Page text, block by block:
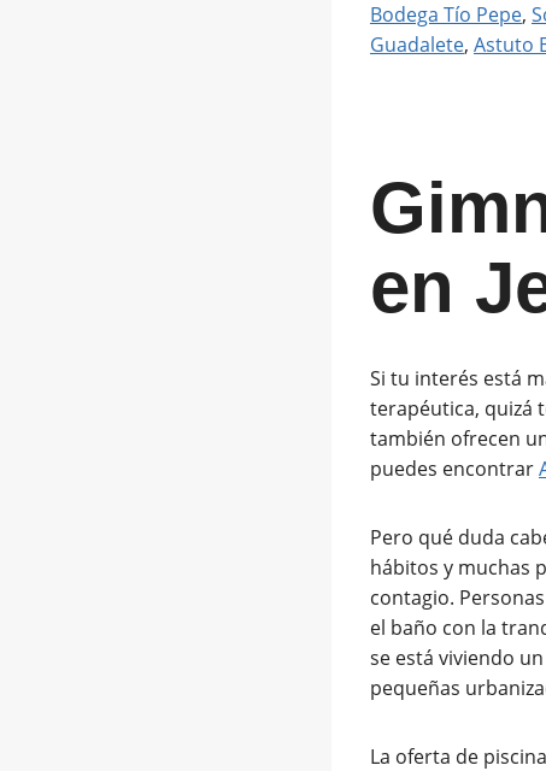
Bodega Tío Pepe,
Guadalete, Astuto
en
Si tu interés está
terapéutica, quizá
también ofrecen
puedes encontrar
Pero qué duda
hábitos y muchas
contagio.
el baño con la
se está viviendo
pequeñas
La oferta de